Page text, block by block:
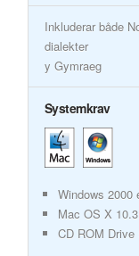
Inkluderar både
dialekter
y Gymraeg
Systemkrav
Windows 2000
Mac OS X
CD ROM